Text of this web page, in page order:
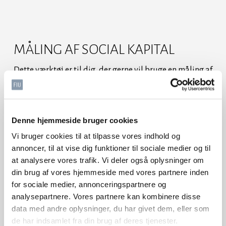
Denne hjemmeside bruger cookies
Vi bruger cookies til at tilpasse vores indhold og
annoncer, til at vise dig funktioner til sociale medier og til
at analysere vores trafik. Vi deler også oplysninger om
din brug af vores hjemmeside med vores partnere inden
for sociale medier, annonceringspartnere og
analysepartnere. Vores partnere kan kombinere disse
data med andre oplysninger, du har givet dem, eller som
de har indsamlet fra din brug af deres tjenester.
contentMÅLING AF SOCIAL KAPITAL
Dette værktøj er til dig, der gerne vil bruge en måling af
den sociale kapital som indgang til at arbejde med
trivsel og psykisk arbejdsmiljø.
Social kapital er en måling, der bruges til at sige noget
om, hvor godt arbejdspladsen som samlet enhed løfter
sine kerneopgaver. Det sker ved at måle på 3 faktorer;
Tillid
Retfærdighed